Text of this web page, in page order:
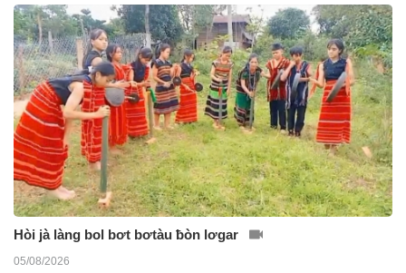
Hòi jà làng bol bơt bơtàu ƀòn lơgar
05/08/2026